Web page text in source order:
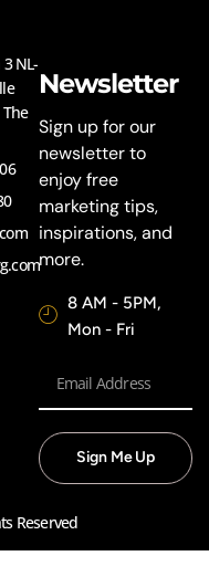
NL-
The
Newsletter
Sign up for our
newsletter to
enjoy free
marketing tips,
inspirations, and
more.
8 AM - 5PM,
Mon - Fri
Sign Me Up
Reserved